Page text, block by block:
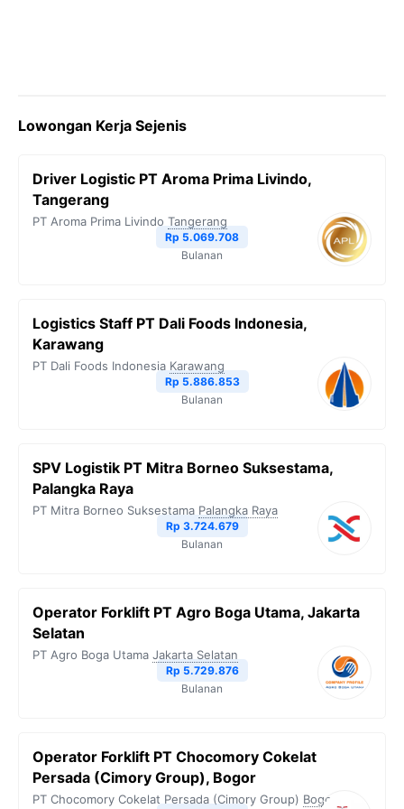
Lowongan Kerja Sejenis
Driver Logistic PT Aroma Prima Livindo,
Tangerang
PT Aroma Prima Livindo Tangerang
Rp 5.069.708
Bulanan
Logistics Staff PT Dali Foods Indonesia,
Karawang
PT Dali Foods Indonesia Karawang
Rp 5.886.853
Bulanan
SPV Logistik PT Mitra Borneo Suksestama,
Palangka Raya
PT Mitra Borneo Suksestama Palangka Raya
Rp 3.724.679
Bulanan
Operator Forklift PT Agro Boga Utama, Jakarta
Selatan
PT Agro Boga Utama Jakarta Selatan
Rp 5.729.876
Bulanan
Operator Forklift PT Chocomory Cokelat
Persada (Cimory Group), Bogor
PT Chocomory Cokelat Persada (Cimory Group) Bogor